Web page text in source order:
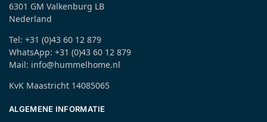
6301 GM Valkenburg LB
Nederland
Tel: +31 (0)43 60 12 879
WhatsApp: +31 (0)43 60 12 879
Mail: info@hummelhome.nl
KvK Maastricht 14085065
ALGEMENE INFORMATIE